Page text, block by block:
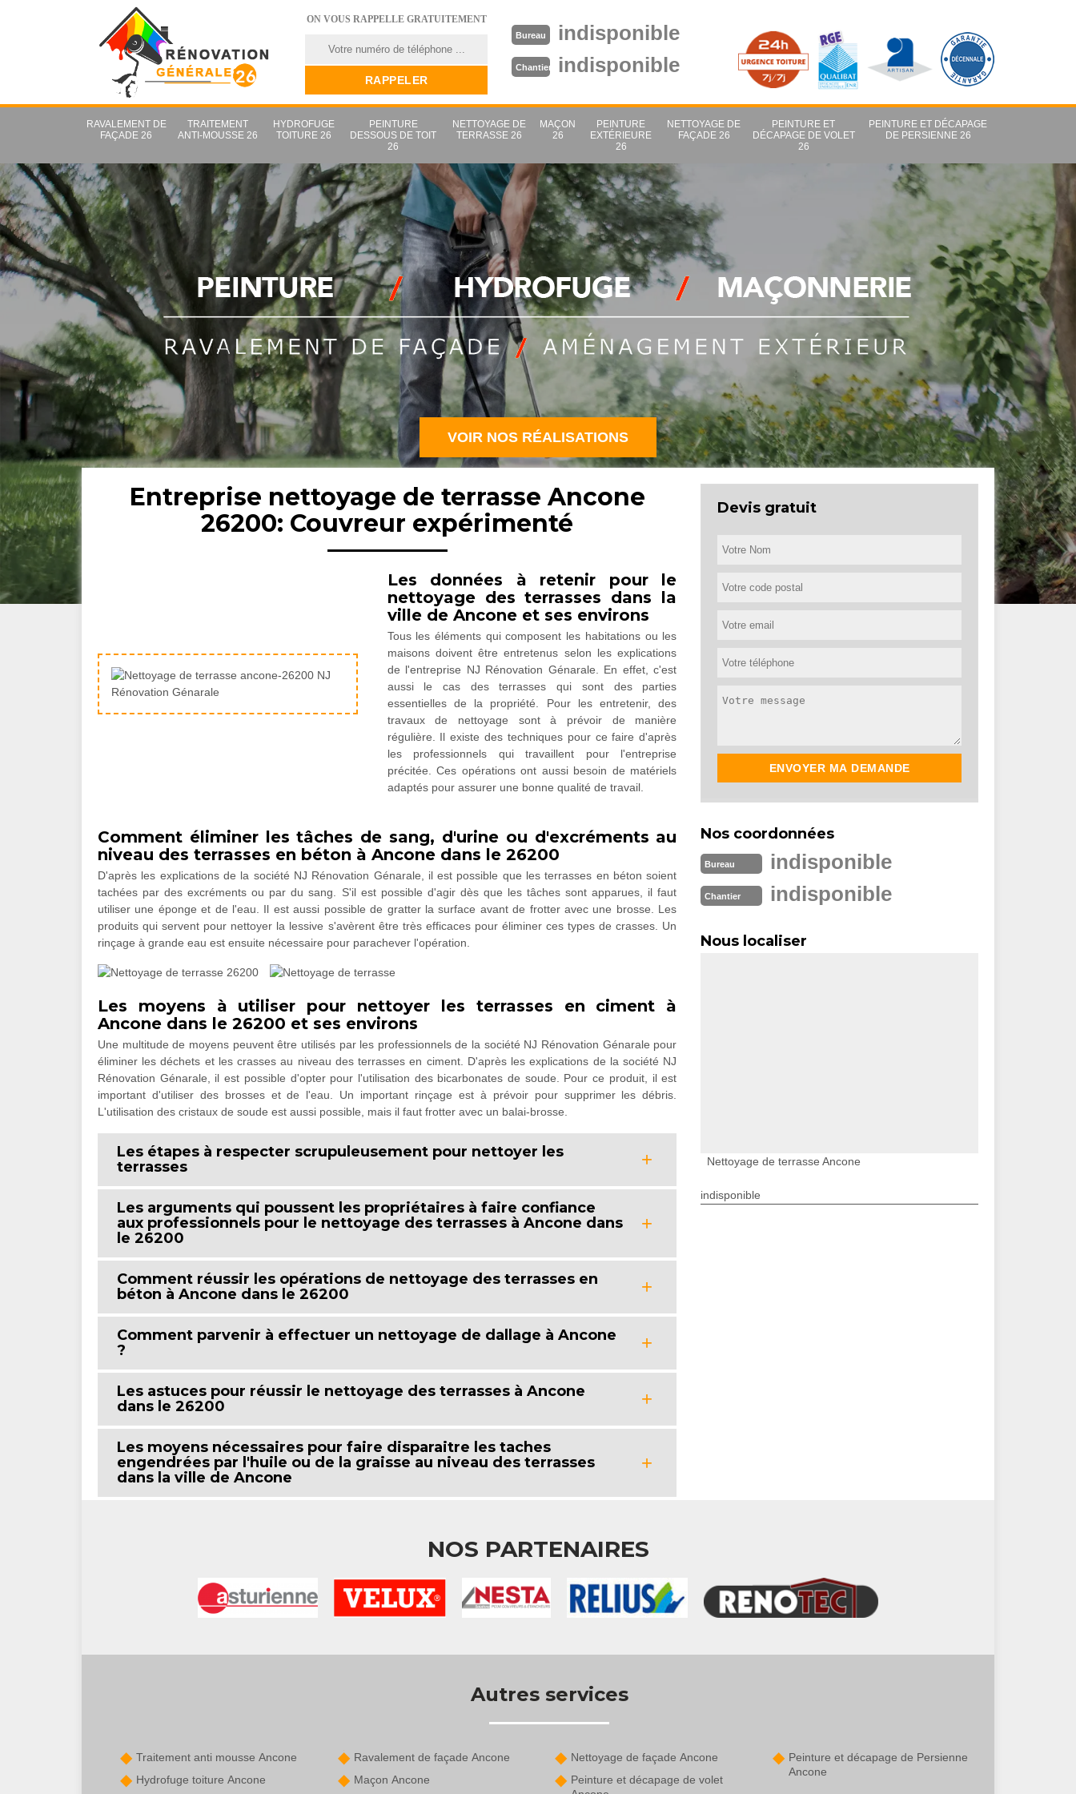
ON VOUS RAPPELLE GRATUITEMENT
Bureau indisponible
Chantier indisponible
RAVALEMENT DE
FAÇADE 26
TRAITEMENT
ANTI-MOUSSE 26
HYDROFUGE
TOITURE 26
PEINTURE
DESSOUS DE TOIT
26
NETTOYAGE DE
TERRASSE 26
MAÇON
26
PEINTURE
EXTÉRIEURE
26
NETTOYAGE DE
FAÇADE 26
PEINTURE ET
DÉCAPAGE DE VOLET
26
PEINTURE ET DÉCAPAGE
DE PERSIENNE 26
VOIR NOS RÉALISATIONS
Entreprise nettoyage de terrasse Ancone
26200: Couvreur expérimenté
Les données à retenir pour le
nettoyage des terrasses dans la
ville de Ancone et ses environs
Tous les éléments qui composent les habitations ou les
maisons doivent être entretenus selon les explications
de l'entreprise NJ Rénovation Génarale. En effet, c'est
aussi le cas des terrasses qui sont des parties
essentielles de la propriété. Pour les entretenir, des
travaux de nettoyage sont à prévoir de manière
régulière. Il existe des techniques pour ce faire d'après
les professionnels qui travaillent pour l'entreprise
précitée. Ces opérations ont aussi besoin de matériels
adaptés pour assurer une bonne qualité de travail.
Comment éliminer les tâches de sang, d'urine ou d'excréments au
niveau des terrasses en béton à Ancone dans le 26200
D'après les explications de la société NJ Rénovation Génarale, il est possible que les terrasses en béton soient
tachées par des excréments ou par du sang. S'il est possible d'agir dès que les tâches sont apparues, il faut
utiliser une éponge et de l'eau. Il est aussi possible de gratter la surface avant de frotter avec une brosse. Les
produits qui servent pour nettoyer la lessive s'avèrent être très efficaces pour éliminer ces types de crasses. Un
rinçage à grande eau est ensuite nécessaire pour parachever l'opération.
Les moyens à utiliser pour nettoyer les terrasses en ciment à
Ancone dans le 26200 et ses environs
Une multitude de moyens peuvent être utilisés par les professionnels de la société NJ Rénovation Génarale pour
éliminer les déchets et les crasses au niveau des terrasses en ciment. D'après les explications de la société NJ
Rénovation Génarale, il est possible d'opter pour l'utilisation des bicarbonates de soude. Pour ce produit, il est
important d'utiliser des brosses et de l'eau. Un important rinçage est à prévoir pour supprimer les débris.
L'utilisation des cristaux de soude est aussi possible, mais il faut frotter avec un balai-brosse.
Les étapes à respecter scrupuleusement pour nettoyer les
terrasses
Les arguments qui poussent les propriétaires à faire confiance
aux professionnels pour le nettoyage des terrasses à Ancone dans
le 26200
Comment réussir les opérations de nettoyage des terrasses en
béton à Ancone dans le 26200
Comment parvenir à effectuer un nettoyage de dallage à Ancone
?
Les astuces pour réussir le nettoyage des terrasses à Ancone
dans le 26200
Les moyens nécessaires pour faire disparaitre les taches
engendrées par l'huile ou de la graisse au niveau des terrasses
dans la ville de Ancone
Devis gratuit
Nos coordonnées
Bureau indisponible
Chantier indisponible
Nous localiser
Nettoyage de terrasse Ancone
indisponible
NOS PARTENAIRES
Autres services
Traitement anti mousse Ancone
Hydrofuge toiture Ancone
Ravalement de façade Ancone
Maçon Ancone
Nettoyage de façade Ancone
Peinture et décapage de volet
Peinture et décapage de Persienne
Ancone